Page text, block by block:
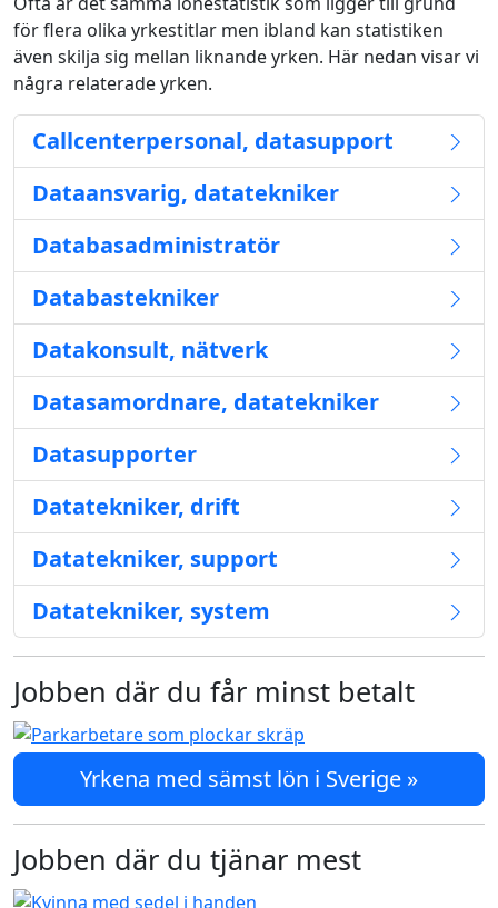
för flera olika yrkestitlar men ibland kan statistiken
även skilja sig mellan liknande yrken. Här nedan visar vi
några relaterade yrken.
Callcenterpersonal, datasupport
Dataansvarig, datatekniker
Databasadministratör
Databastekniker
Datakonsult, nätverk
Datasamordnare, datatekniker
Datasupporter
Datatekniker, drift
Datatekniker, support
Datatekniker, system
Jobben där du får minst betalt
Yrkena med sämst lön i Sverige »
Jobben där du tjänar mest